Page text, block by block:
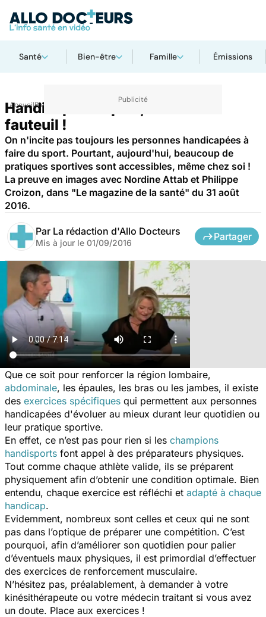
Santé Bien-être Famille Émissions
AccueilBien-être
Handicap : du sport, même en
fauteuil !
On n'incite pas toujours les personnes handicapées à
faire du sport. Pourtant, aujourd'hui, beaucoup de
pratiques sportives sont accessibles, même chez soi !
La preuve en images avec Nordine Attab et Philippe
Croizon, dans "Le magazine de la santé" du 31 août
2016.
Par La rédaction d'Allo Docteurs
Mis à jour le 01/09/2016
Partager
Que ce soit pour renforcer la région lombaire,
abdominale, les épaules, les bras ou les jambes, il existe
des exercices spécifiques qui permettent aux personnes
handicapées d'évoluer au mieux durant leur quotidien ou
leur pratique sportive.
En effet, ce n’est pas pour rien si les champions
handisports font appel à des préparateurs physiques.
Tout comme chaque athlète valide, ils se préparent
physiquement afin d’obtenir une condition optimale. Bien
entendu, chaque exercice est réfléchi et adapté à chaque
handicap.
Evidemment, nombreux sont celles et ceux qui ne sont
pas dans l’optique de préparer une compétition. C’est
pourquoi, afin d’améliorer son quotidien pour palier
d’éventuels maux physiques, il est primordial d’effectuer
des exercices de renforcement musculaire.
N’hésitez pas, préalablement, à demander à votre
kinésithérapeute ou votre médecin traitant si vous avez
un doute. Place aux exercices !